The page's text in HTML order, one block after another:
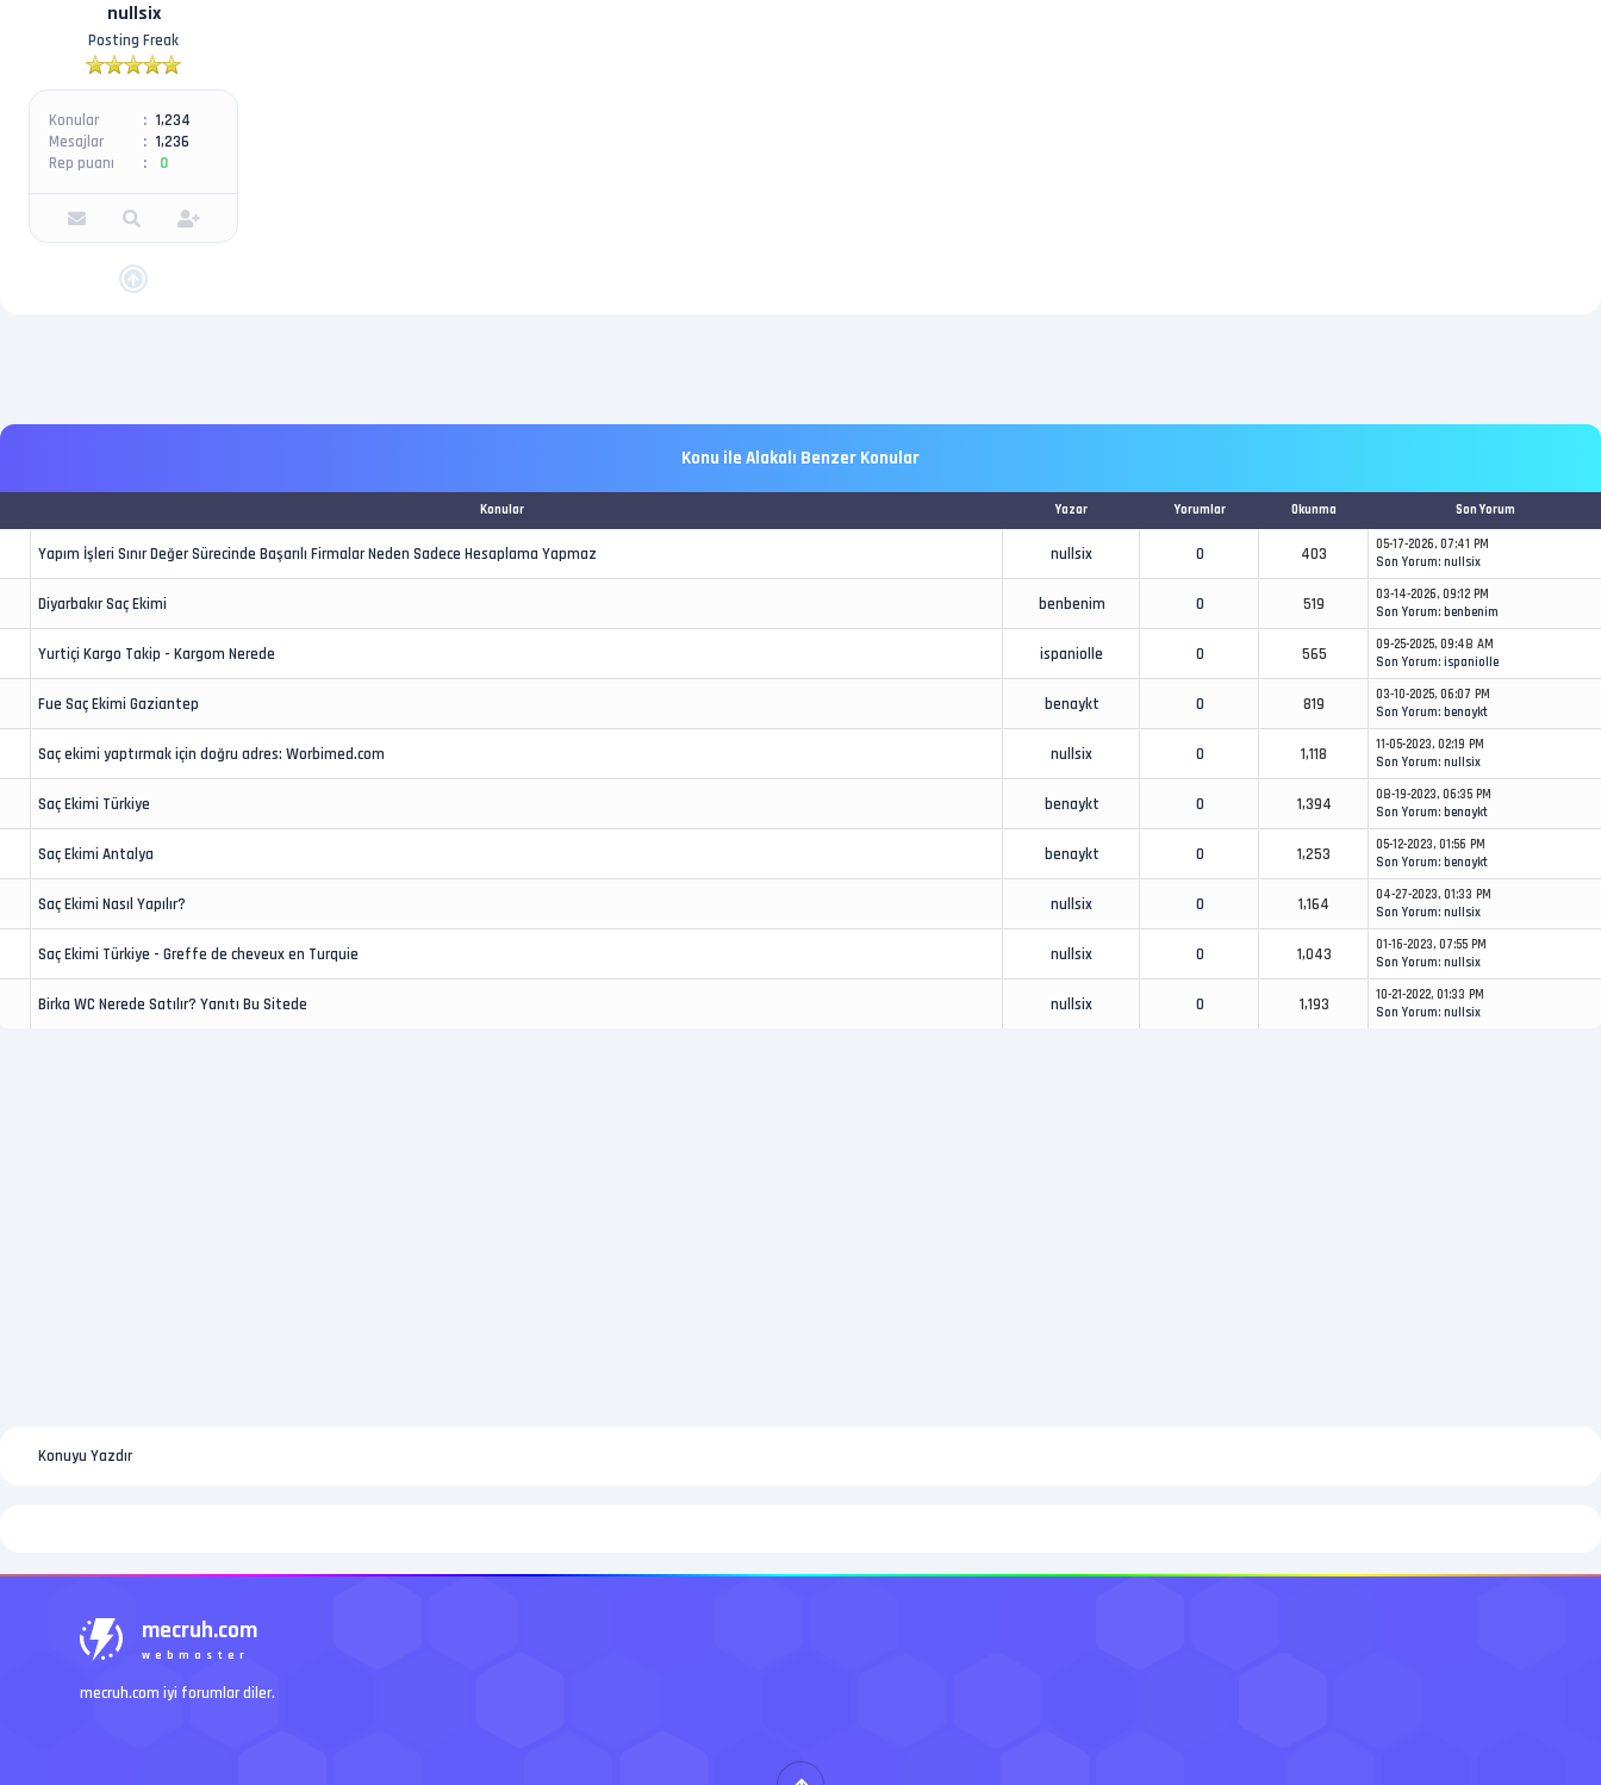
nullsix
Posting Freak
Konular
1,234
Mesajlar
1,236
Rep puanı
0
Konu ile Alakalı Benzer Konular
Konular Yazar Yorumlar Okunma Son Yorum
Yapım İşleri Sınır Değer Sürecinde Başarılı Firmalar Neden Sadece Hesaplama Yapmaz nullsix 0 403
05-17-2026, 07:41 PM
Son Yorum: nullsix
Diyarbakır Saç Ekimi benbenim 0 519
03-14-2026, 09:12 PM
Son Yorum: benbenim
Yurtiçi Kargo Takip - Kargom Nerede ispaniolle 0 565
09-25-2025, 09:48 AM
Son Yorum: ispaniolle
Fue Saç Ekimi Gaziantep benaykt 0 819
03-10-2025, 06:07 PM
Son Yorum: benaykt
Saç ekimi yaptırmak için doğru adres: Worbimed.com nullsix 0 1,118
11-05-2023, 02:19 PM
Son Yorum: nullsix
Saç Ekimi Türkiye benaykt 0 1,394
08-19-2023, 06:35 PM
Son Yorum: benaykt
Saç Ekimi Antalya benaykt 0 1,253
05-12-2023, 01:56 PM
Son Yorum: benaykt
Saç Ekimi Nasıl Yapılır? nullsix 0 1,164
04-27-2023, 01:33 PM
Son Yorum: nullsix
Saç Ekimi Türkiye - Greffe de cheveux en Turquie nullsix 0 1,043
01-16-2023, 07:55 PM
Son Yorum: nullsix
Birka WC Nerede Satılır? Yanıtı Bu Sitede nullsix 0 1,193
10-21-2022, 01:33 PM
Son Yorum: nullsix
Konuyu Yazdır
mecruh.com
webmaster
mecruh.com iyi forumlar diler.